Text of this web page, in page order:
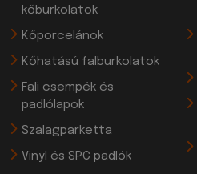
kőburkolatok
Kőporcelánok
Kőhatású falburkolatok
Fali csempék és
padlólapok
Szalagparketta
Vinyl és SPC padlók